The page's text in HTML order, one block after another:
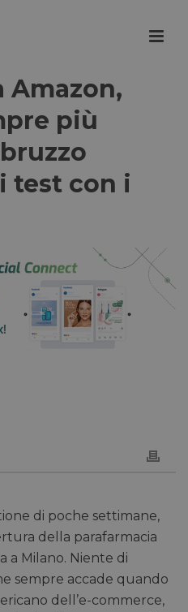
Amazon,
più
test con i
di poche settimane,
della parafarmacia
a Milano. Niente di
sempre accade quando
dell’e-commerce,